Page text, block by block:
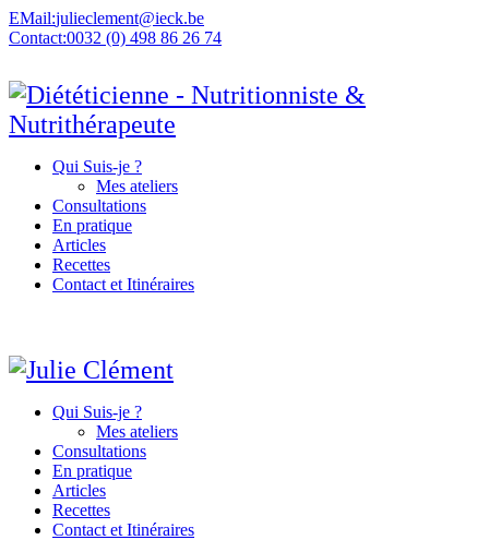
EMail:julieclement@ieck.be
Contact:0032 (0) 498 86 26 74
Qui Suis-je ?
Mes ateliers
Consultations
En pratique
Articles
Recettes
Contact et Itinéraires
Qui Suis-je ?
Mes ateliers
Consultations
En pratique
Articles
Recettes
Contact et Itinéraires